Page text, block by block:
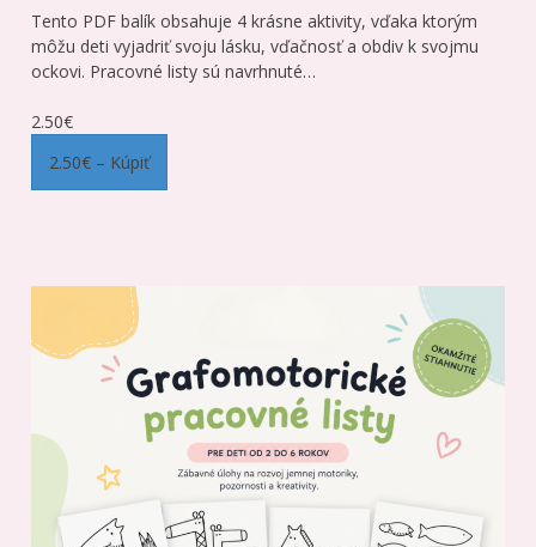
Tento PDF balík obsahuje 4 krásne aktivity, vďaka ktorým
môžu deti vyjadriť svoju lásku, vďačnosť a obdiv k svojmu
ockovi. Pracovné listy sú navrhnuté…
2.50€
2.50€ – Kúpiť